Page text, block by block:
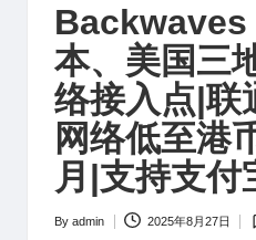
Backwaves
本、美国三
络接入点|联
网络低至港
月|支持支付
Posted
By admin 2025年8月27日